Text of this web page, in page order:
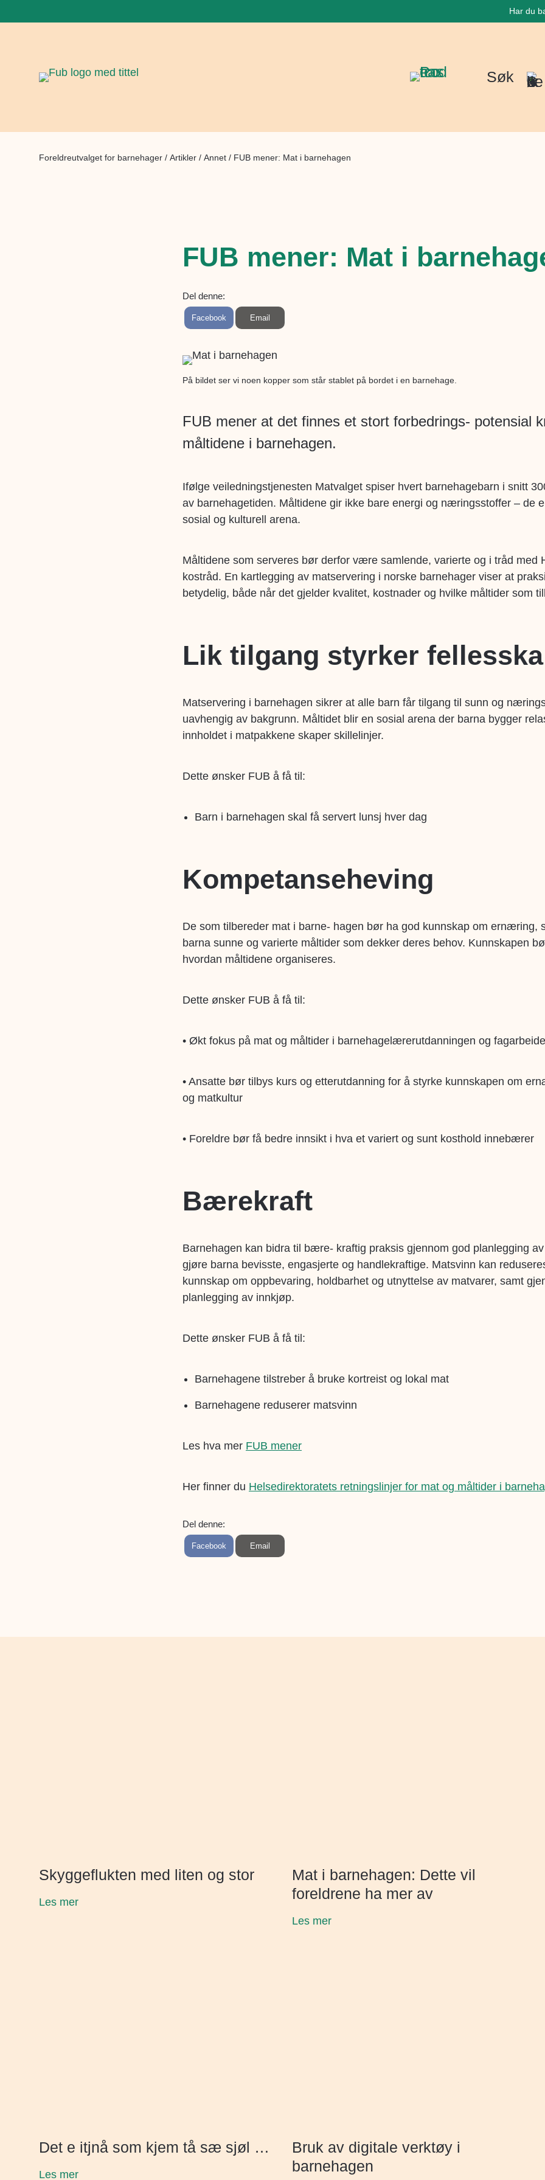
Har du
Søk
Foreldreutvalget for barnehager / Artikler / Annet / FUB mener: Mat i barnehagen
FUB mener: Mat i
Del denne:
S
o
n
Facebook
S
o
Email
På bildet ser vi noen kopper som står stablet på bordet i en barnehage.
FUB mener at det finnes et stort forbedrings- potensial
måltidene i barnehagen.
Ifølge veiledningstjenesten Matvalget spiser hvert barnehagebarn i snitt
av barnehagetiden. Måltidene gir ikke bare energi og næringsstoffer – de
sosial og kulturell arena.
Måltidene som serveres bør derfor være samlende, varierte og i tråd med
kostråd. En kartlegging av matservering i norske barnehager viser at
betydelig, både når det gjelder kvalitet, kostnader og hvilke måltider som
Lik tilgang styrker
Matservering i barnehagen sikrer at alle barn får tilgang til sunn og
uavhengig av bakgrunn. Måltidet blir en sosial arena der barna bygger
innholdet i matpakkene skaper skillelinjer.
Dette ønsker FUB å få til:
Barn i barnehagen skal få servert lunsj hver dag
Kompetanseheving
De som tilbereder mat i barne- hagen bør ha god kunnskap om ernæring,
barna sunne og varierte måltider som dekker deres behov. Kunnskapen
hvordan måltidene organiseres.
Dette ønsker FUB å få til:
• Økt fokus på mat og måltider i barnehagelærerutdanningen og
• Ansatte bør tilbys kurs og etterutdanning for å styrke kunnskapen om
og matkultur
• Foreldre bør få bedre innsikt i hva et variert og sunt kosthold innebærer
Bærekraft
Barnehagen kan bidra til bære- kraftig praksis gjennom god planlegging
gjøre barna bevisste, engasjerte og handlekraftige. Matsvinn kan
kunnskap om oppbevaring, holdbarhet og utnyttelse av matvarer, samt
planlegging av innkjøp.
Dette ønsker FUB å få til:
Barnehagene tilstreber å bruke kortreist og lokal mat
Barnehagene reduserer matsvinn
Les hva mer FUB mener
Her finner du Helsedirektoratets retningslinjer for mat og måltider i
Del denne:
S
Facebook
S
Email
Skyggeflukten med liten og stor
Les mer
Mat i barnehagen: Dette vil
foreldrene ha mer av
Les mer
Det e itjnå som kjem tå sæ sjøl …
Les mer
Bruk av digitale verktøy i
barnehagen